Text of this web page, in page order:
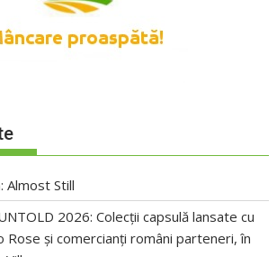
Almost Still
2026: Colecții capsulă lansate cu
Rose și comercianți români parteneri, în